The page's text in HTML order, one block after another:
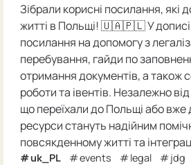
Зібрали корисні посилання, які
житті в Польщі! 🇺🇦🇵🇱 У дописі
посилання на допомогу з
перебування, гайди по
отримання документів, а також
роботи та івентів. Незалежно
що переїхали до Польщі або вже
ресурси стануть надійним
повсякденному житті та
uk_PL events legal jdg